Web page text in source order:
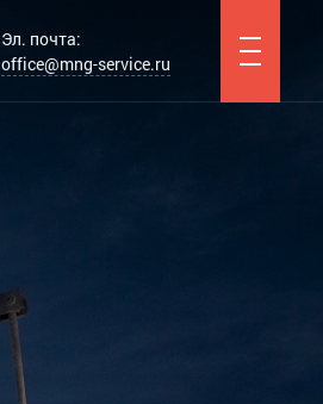
Эл. почта:
office@mng-service.ru